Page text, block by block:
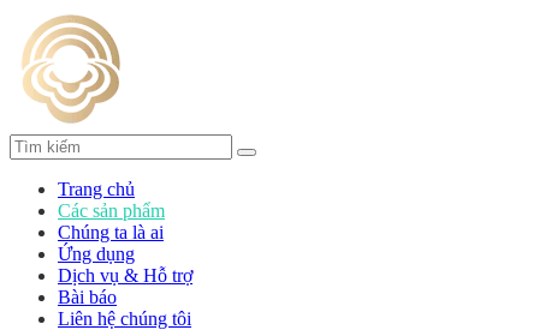
Trang chủ
Các sản phẩm
Chúng ta là ai
Ứng dụng
Dịch vụ & Hỗ trợ
Bài báo
Liên hệ chúng tôi